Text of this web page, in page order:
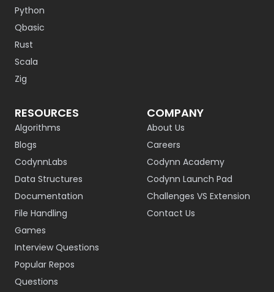
Python
Qbasic
Rust
Scala
Zig
RESOURCES
Algorithms
Blogs
CodynnLabs
Data Structures
Documentation
File Handling
Games
Interview Questions
Popular Repos
Questions
COMPANY
About Us
Careers
Codynn Academy
Codynn Launch Pad
Challenges VS Extension
Contact Us